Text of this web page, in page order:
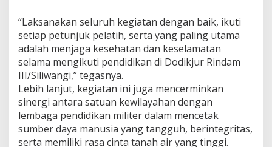
“Laksanakan seluruh kegiatan dengan baik, ikuti
setiap petunjuk pelatih, serta yang paling utama
adalah menjaga kesehatan dan keselamatan
selama mengikuti pendidikan di Dodikjur Rindam
III/Siliwangi,” tegasnya.
Lebih lanjut, kegiatan ini juga mencerminkan
sinergi antara satuan kewilayahan dengan
lembaga pendidikan militer dalam mencetak
sumber daya manusia yang tangguh, berintegritas,
serta memiliki rasa cinta tanah air yang tinggi.